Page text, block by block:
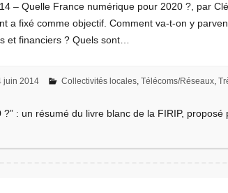
– Quelle France numérique pour 2020 ?, par
a fixé comme objectif. Comment va-t-on y
et financiers ? Quels sont…
juin 2014 Collectivités locales, Télécoms/Réseaux,
: un résumé du livre blanc de la FIRIP, proposé